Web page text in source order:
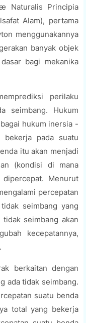
Naturalis Principia
Alam), pertama
menggunakannya
banyak objek
bagi mekanika
perilaku
seimbang. Hukum
hukum inersia -
bekerja pada suatu
itu akan menjadi
(kondisi di mana
Menurut
percepatan
seimbang yang
seimbang akan
kecepatannya,
berkaitan dengan
ada tidak seimbang.
suatu benda
total yang bekerja